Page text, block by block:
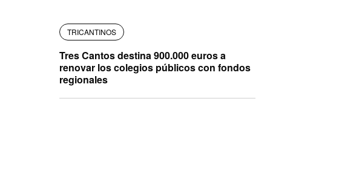
TRICANTINOS
Tres Cantos destina 900.000 euros a
renovar los colegios públicos con fondos
regionales